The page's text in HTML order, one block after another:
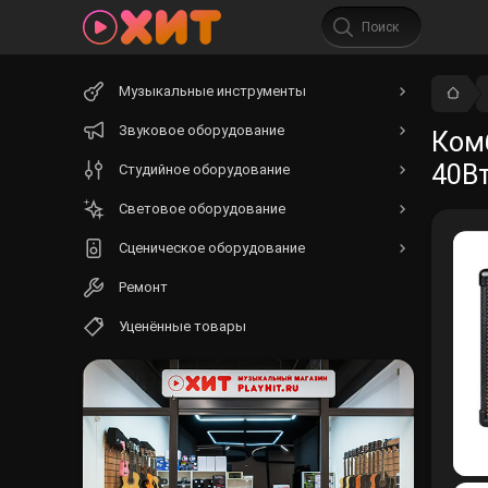
Музыкальные инструменты
Звуковое оборудование
Студийное оборудование
Световое оборудование
Сценическое оборудование
Ремонт
Уценённые товары